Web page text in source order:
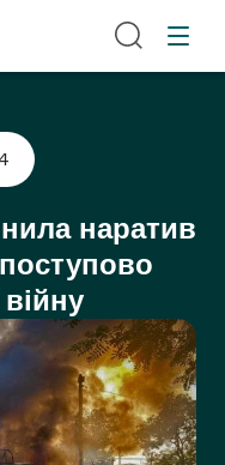
наратив